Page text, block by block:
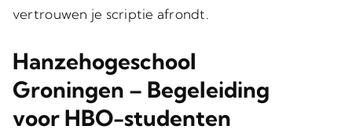
vertrouwen je scriptie afrondt.
Hanzehogeschool
Groningen – Begeleiding
voor HBO-studenten